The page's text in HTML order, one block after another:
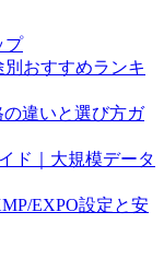
プ
おすすめランキ
違いと選び方ガ
ド｜大規模データ
EXPO設定と安